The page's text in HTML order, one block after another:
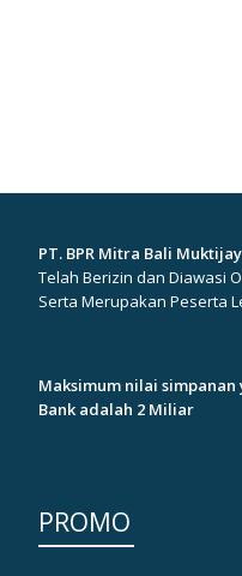
PT. BPR Mitra Bali
Telah Berizin dan Diawasi
Serta Merupakan Peserta
Maksimum nilai
Bank adalah 2 Miliar
PROMO